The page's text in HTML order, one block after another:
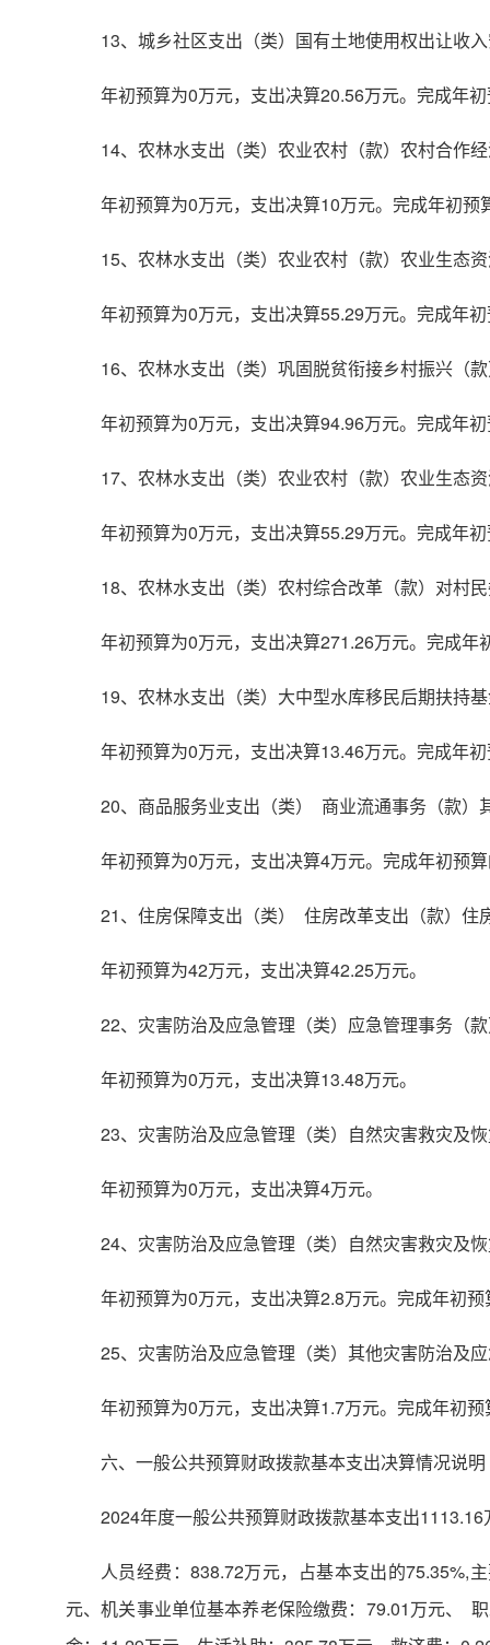
13、城乡社区支出（类）国有土地使用权出让收
年初预算为0万元，支出决算20.56万元。完成年
14、农林水支出（类）农业农村（款）农村合作
年初预算为0万元，支出决算10万元。完成年初
15、农林水支出（类）农业农村（款）农业生态
年初预算为0万元，支出决算55.29万元。完成年
16、农林水支出（类）巩固脱贫衔接乡村振兴（
年初预算为0万元，支出决算94.96万元。完成年
17、农林水支出（类）农业农村（款）农业生态
年初预算为0万元，支出决算55.29万元。完成年
18、农林水支出（类）农村综合改革（款）对村
年初预算为0万元，支出决算271.26万元。完成
19、农林水支出（类）大中型水库移民后期扶持
年初预算为0万元，支出决算13.46万元。完成年
20、商品服务业支出（类） 商业流通事务（款）
年初预算为0万元，支出决算4万元。完成年初预
21、住房保障支出（类） 住房改革支出（款）住
年初预算为42万元，支出决算42.25万元。
22、灾害防治及应急管理（类）应急管理事务（
年初预算为0万元，支出决算13.48万元。
23、灾害防治及应急管理（类）自然灾害救灾及
年初预算为0万元，支出决算4万元。
24、灾害防治及应急管理（类）自然灾害救灾及
年初预算为0万元，支出决算2.8万元。完成年初
25、灾害防治及应急管理（类）其他灾害防治及
年初预算为0万元，支出决算1.7万元。完成年初
六、一般公共预算财政拨款基本支出决算情况说明
2024年度一般公共预算财政拨款基本支出1113.16
人员经费：838.72万元，占基本支出的75.35%,
元、机关事业单位基本养老保险缴费：79.01万元、